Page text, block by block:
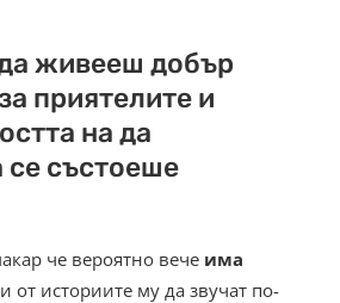
живееш добър
приятелите и
на да
се състоеше
че вероятно вече има
от историите му да звучат по-